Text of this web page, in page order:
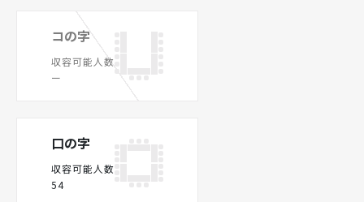
コの字
収容可能人数
ー
口の字
収容可能人数
54